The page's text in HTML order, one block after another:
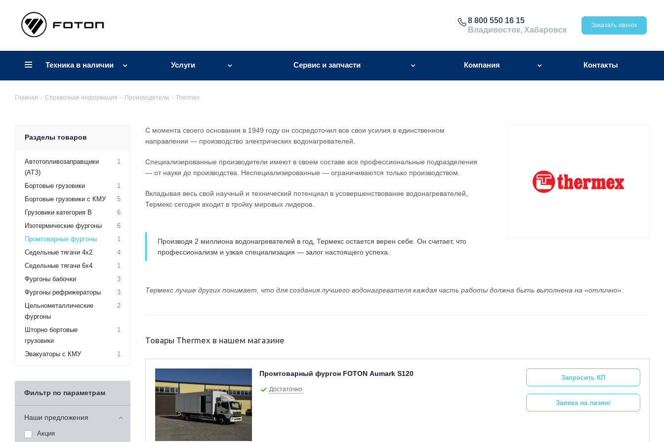
8 800 550 16 15
Владивосток, Хабаровск
Заказать звонок
Техника в наличии Услуги Сервис и запчасти Компания Контакты
Главная - Справочная информация - Производители - Thermex
С момента своего основания в 1949 году он сосредоточил все свои усилия в единственном
направлении — производство электрических водонагревателей.
Специализированные производители имеют в своем составе все профессиональные подразделения
— от науки до производства. Неспециализированные — ограничиваются только производством.
Вкладывая весь свой научный и технический потенциал в усовершенствование водонагревателей,
Термекс сегодня входит в тройку мировых лидеров.
Производя 2 миллиона водонагревателей в год, Термекс остается верен себе. Он считает, что
профессионализм и узкая специализация — залог настоящего успеха.
Термекс лучше других понимает, что для создания лучшего водонагревателя каждая часть работы должна быть выполнена на «отлично».
Товары Thermex в нашем магазине
Промтоварный фургон FOTON Aumark S120
Достаточно
Запросить КП
Заявка на лизинг
Разделы товаров
Автотопливозаправщики
(АТЗ)
1
Бортовые грузовики
1
Бортовые грузовики с КМУ
5
Грузовики категория B
6
Изотермические фургоны
6
Промтоварные фургоны
1
Седельные тягачи 4х2
4
Седельные тягачи 6х4
1
Фургоны бабочки
3
Фургоны рефрижераторы
3
Цельнометаллические
фургоны
2
Шторно бортовые
грузовики
1
Эвакуаторы с КМУ 1
Фильтр по параметрам
Наши предложения
Акция